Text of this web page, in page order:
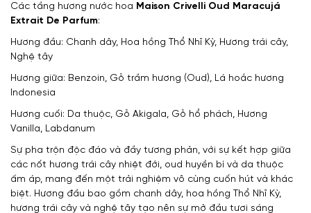
Các tầng hương nước hoa Maison Crivelli Oud Maracujá
Extrait De Parfum:
Hương đầu: Chanh dây, Hoa hồng Thổ Nhĩ Kỳ, Hương trái cây,
Nghệ tây
Hương giữa: Benzoin, Gỗ trầm hương (Oud), Lá hoắc hương
Indonesia
Hương cuối: Da thuộc, Gỗ Akigala, Gỗ hổ phách, Hương
Vanilla, Labdanum
Sự pha trộn độc đáo và đầy tương phản, với sự kết hợp giữa
các nốt hương trái cây nhiệt đới, oud huyền bí và da thuộc
ấm áp, mang đến một trải nghiệm vô cùng cuốn hút và khác
biệt. Hương đầu bao gồm chanh dây, hoa hồng Thổ Nhĩ Kỳ,
hương trái cây và nghệ tây tạo nên sự mở đầu tươi sáng